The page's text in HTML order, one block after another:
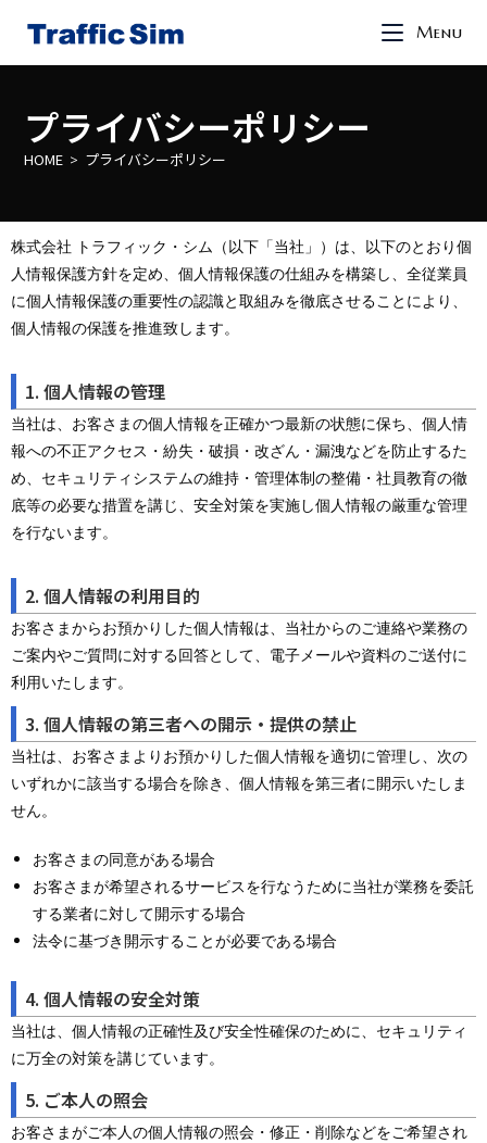
Menu
プライバシーポリシー
HOME > プライバシーポリシー
株式会社 トラフィック・シム（以下「当社」）は、以下のとおり個
人情報保護方針を定め、個人情報保護の仕組みを構築し、全従業員
に個人情報保護の重要性の認識と取組みを徹底させることにより、
個人情報の保護を推進致します。
1. 個人情報の管理
当社は、お客さまの個人情報を正確かつ最新の状態に保ち、個人情
報への不正アクセス・紛失・破損・改ざん・漏洩などを防止するた
め、セキュリティシステムの維持・管理体制の整備・社員教育の徹
底等の必要な措置を講じ、安全対策を実施し個人情報の厳重な管理
を行ないます。
2. 個人情報の利用目的
お客さまからお預かりした個人情報は、当社からのご連絡や業務の
ご案内やご質問に対する回答として、電子メールや資料のご送付に
利用いたします。
3. 個人情報の第三者への開示・提供の禁止
当社は、お客さまよりお預かりした個人情報を適切に管理し、次の
いずれかに該当する場合を除き、個人情報を第三者に開示いたしま
せん。
お客さまの同意がある場合
お客さまが希望されるサービスを行なうために当社が業務を委託
する業者に対して開示する場合
法令に基づき開示することが必要である場合
4. 個人情報の安全対策
当社は、個人情報の正確性及び安全性確保のために、セキュリティ
に万全の対策を講じています。
5. ご本人の照会
お客さまがご本人の個人情報の照会・修正・削除などをご希望され